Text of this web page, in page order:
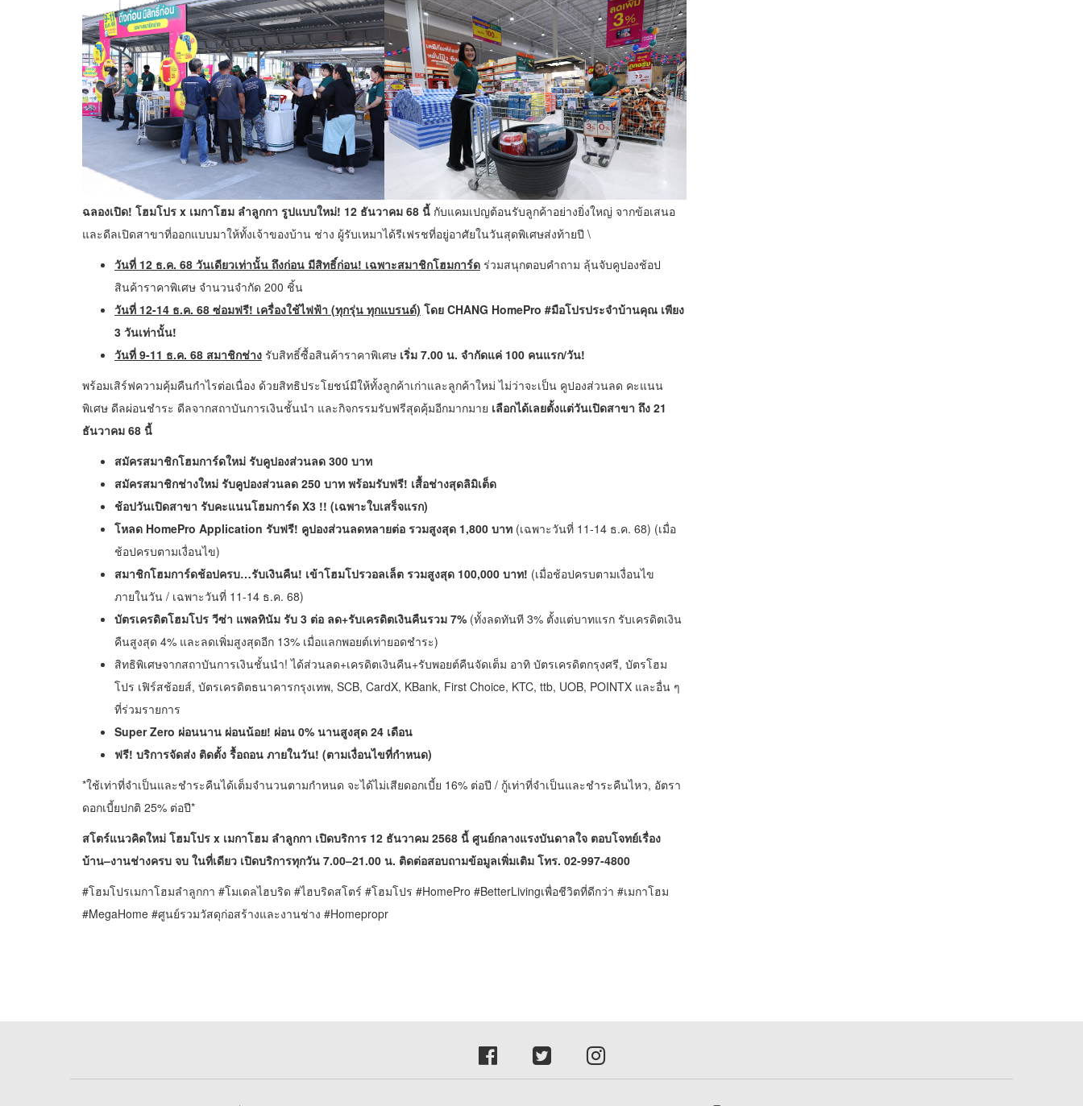
ฉลองเปิด! โฮมโปร x เมกาโฮม ลำลูกกา รูปแบบใหม่! 12 ธันวาคม 68 นี้ กับแคมเปญต้อนรับลูกค้าอย่างยิ่งใหญ่ จากข้อเสนอ
และดีลเปิดสาขาที่ออกแบบมาให้ทั้งเจ้าของบ้าน ช่าง ผู้รับเหมาได้รีเฟรชที่อยู่อาศัยในวันสุดพิเศษส่งท้ายปี \
วันที่ 12 ธ.ค. 68 วันเดียวเท่านั้น ถึงก่อน มีสิทธิ์ก่อน! เฉพาะสมาชิกโฮมการ์ด ร่วมสนุกตอบคำถาม ลุ้นจับคูปองช้อป
สินค้าราคาพิเศษ จำนวนจำกัด 200 ชิ้น
วันที่ 12-14 ธ.ค. 68 ซ่อมฟรี! เครื่องใช้ไฟฟ้า (ทุกรุ่น ทุกแบรนด์) โดย CHANG HomePro #มือโปรประจำบ้านคุณ เพียง
3 วันเท่านั้น!
วันที่ 9-11 ธ.ค. 68 สมาชิกช่าง รับสิทธิ์ซื้อสินค้าราคาพิเศษ เริ่ม 7.00 น. จำกัดแค่ 100 คนแรก/วัน!
พร้อมเสิร์ฟความคุ้มคืนกำไรต่อเนื่อง ด้วยสิทธิประโยชน์มีให้ทั้งลูกค้าเก่าและลูกค้าใหม่ ไม่ว่าจะเป็น คูปองส่วนลด คะแนน
พิเศษ ดีลผ่อนชำระ ดีลจากสถาบันการเงินชั้นนำ และกิจกรรมรับฟรีสุดคุ้มอีกมากมาย เลือกได้เลยตั้งแต่วันเปิดสาขา ถึง 21
ธันวาคม 68 นี้
สมัครสมาชิกโฮมการ์ดใหม่ รับคูปองส่วนลด 300 บาท
สมัครสมาชิกช่างใหม่ รับคูปองส่วนลด 250 บาท พร้อมรับฟรี! เสื้อช่างสุดลิมิเต็ด
ช้อปวันเปิดสาขา รับคะแนนโฮมการ์ด X3 !! (เฉพาะใบเสร็จแรก)
โหลด HomePro Application รับฟรี! คูปองส่วนลดหลายต่อ รวมสูงสุด 1,800 บาท (เฉพาะวันที่ 11-14 ธ.ค. 68) (เมื่อ
ช้อปครบตามเงื่อนไข)
สมาชิกโฮมการ์ดช้อปครบ…รับเงินคืน! เข้าโฮมโปรวอลเล็ต รวมสูงสุด 100,000 บาท! (เมื่อช้อปครบตามเงื่อนไข
ภายในวัน / เฉพาะวันที่ 11-14 ธ.ค. 68)
บัตรเครดิตโฮมโปร วีซ่า แพลทินัม รับ 3 ต่อ ลด+รับเครดิตเงินคืนรวม 7% (ทั้งลดทันที 3% ตั้งแต่บาทแรก รับเครดิตเงิน
คืนสูงสุด 4% และลดเพิ่มสูงสุดอีก 13% เมื่อแลกพอยต์เท่ายอดชำระ)
สิทธิพิเศษจากสถาบันการเงินชั้นนำ! ได้ส่วนลด+เครดิตเงินคืน+รับพอยต์คืนจัดเต็ม อาทิ บัตรเครดิตกรุงศรี, บัตรโฮม
โปร เฟิร์สช้อยส์, บัตรเครดิตธนาคารกรุงเทพ, SCB, CardX, KBank, First Choice, KTC, ttb, UOB, POINTX และอื่น ๆ
ที่ร่วมรายการ
Super Zero ผ่อนนาน ผ่อนน้อย! ผ่อน 0% นานสูงสุด 24 เดือน
ฟรี! บริการจัดส่ง ติดตั้ง รื้อถอน ภายในวัน! (ตามเงื่อนไขที่กำหนด)
*ใช้เท่าที่จำเป็นและชำระคืนได้เต็มจำนวนตามกำหนด จะได้ไม่เสียดอกเบี้ย 16% ต่อปี / กู้เท่าที่จำเป็นและชำระคืนไหว, อัตรา
ดอกเบี้ยปกติ 25% ต่อปี*
สโตร์แนวคิดใหม่ โฮมโปร x เมกาโฮม ลำลูกกา เปิดบริการ 12 ธันวาคม 2568 นี้ ศูนย์กลางแรงบันดาลใจ ตอบโจทย์เรื่อง
บ้าน–งานช่างครบ จบ ในที่เดียว เปิดบริการทุกวัน 7.00–21.00 น. ติดต่อสอบถามข้อมูลเพิ่มเติม โทร. 02-997-4800
#โฮมโปรเมกาโฮมลำลูกกา #โมเดลไฮบริด #ไฮบริดสโตร์ #โฮมโปร #HomePro #BetterLivingเพื่อชีวิตที่ดีกว่า #เมกาโฮม
#MegaHome #ศูนย์รวมวัสดุก่อสร้างและงานช่าง #Homepropr